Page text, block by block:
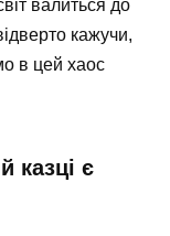
валиться до
кажучи,
в цей хаос
казці є